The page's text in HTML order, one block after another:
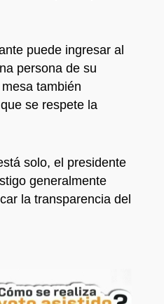
puede ingresar al
persona de su
también
se respete la
solo, el presidente
generalmente
la transparencia del